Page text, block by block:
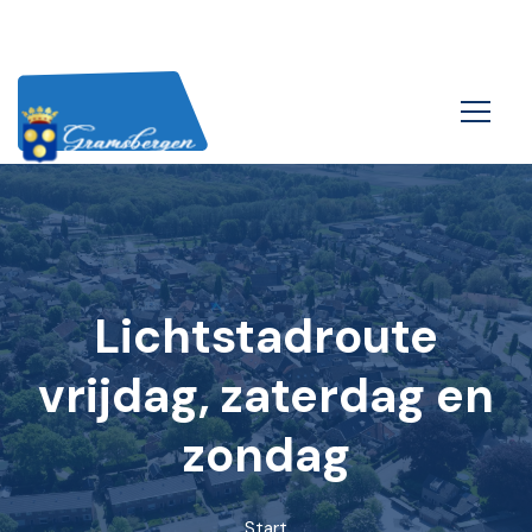
Lichtstadroute
vrijdag, zaterdag en
zondag